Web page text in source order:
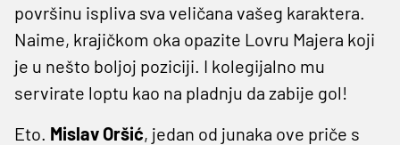
površinu ispliva sva veličana vašeg karaktera.
Naime, krajičkom oka opazite Lovru Majera koji
je u nešto boljoj poziciji. I kolegijalno mu
servirate loptu kao na pladnju da zabije gol!
Eto. Mislav Oršić, jedan od junaka ove priče s